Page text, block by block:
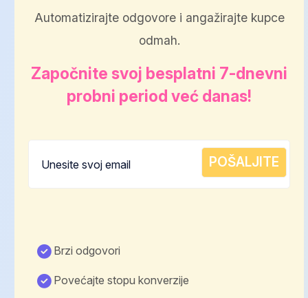
Automatizirajte odgovore i angažirajte kupce
odmah.
Započnite svoj besplatni 7-dnevni
probni period već danas!
Brzi odgovori
Povećajte stopu konverzije